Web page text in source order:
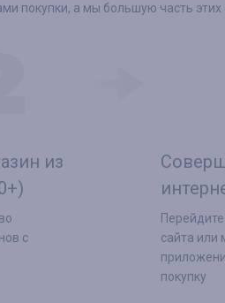
покупки, а мы большую часть
из
с
сайта или
покупку